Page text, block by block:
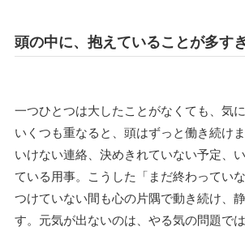
頭の中に、抱えていることが多す
一つひとつは大したことがなくても、気
いくつも重なると、頭はずっと働き続け
いけない連絡、決めきれていない予定、
ている用事。こうした「まだ終わってい
つけていない間も心の片隅で動き続け、
す。元気が出ないのは、やる気の問題で